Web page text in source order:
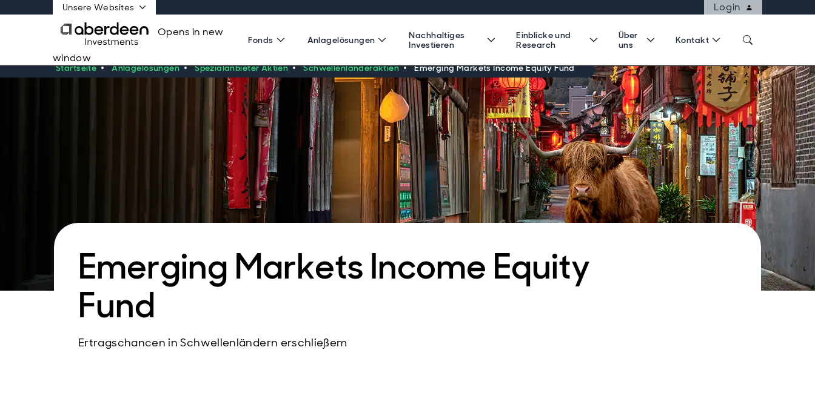
Unsere Websites
Login
Opens in new
window
Fonds Anlagelösungen
Nachhaltiges
Investieren
Einblicke und
Research
Über
uns
Kontakt
Startseite Anlagelösungen Spezialanbieter Aktien Schwellenländeraktien Emerging Markets Income Equity Fund
Emerging Markets Income Equity
Fund
Ertragschancen in Schwellenländern erschließem